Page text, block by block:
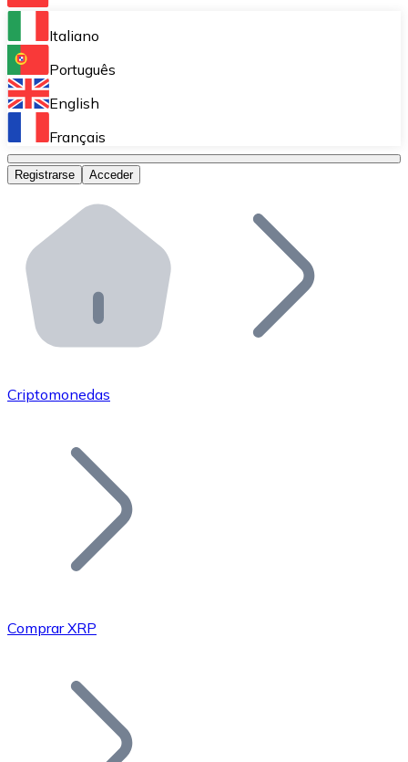
Bitnovo Ramp
Integra nuestra solución en tu plataforma.
Bitnovo Giftcards
Bitnovo OTC
Bitnovo ATM
Integra un ATM Bitnovo en tu negocio y permite que
Bitnovo API
Integra nuestra API en tu ecosistema.
Únete a nuestra red de distribuidores.
Añade tu proyecto a nuestro ecosistema.
Bitcoin
Italiano
Português
English
Français
Registrarse Acceder
Criptomonedas
Comprar XRP